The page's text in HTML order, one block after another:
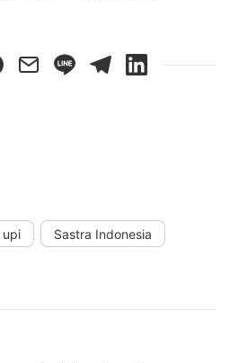
upi Sastra Indonesia